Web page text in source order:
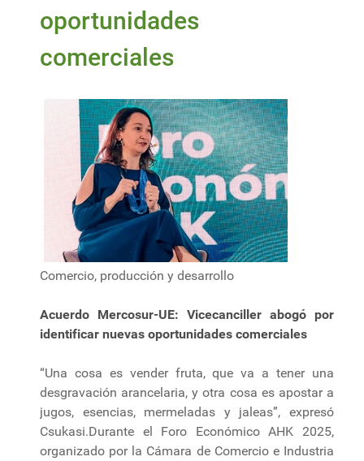
oportunidades
comerciales
Comercio, producción y desarrollo
Acuerdo Mercosur-UE: Vicecanciller abogó por
identificar nuevas oportunidades comerciales
“Una cosa es vender fruta, que va a tener una
desgravación arancelaria, y otra cosa es apostar a
jugos, esencias, mermeladas y jaleas”, expresó
Csukasi.Durante el Foro Económico AHK 2025,
organizado por la Cámara de Comercio e Industria